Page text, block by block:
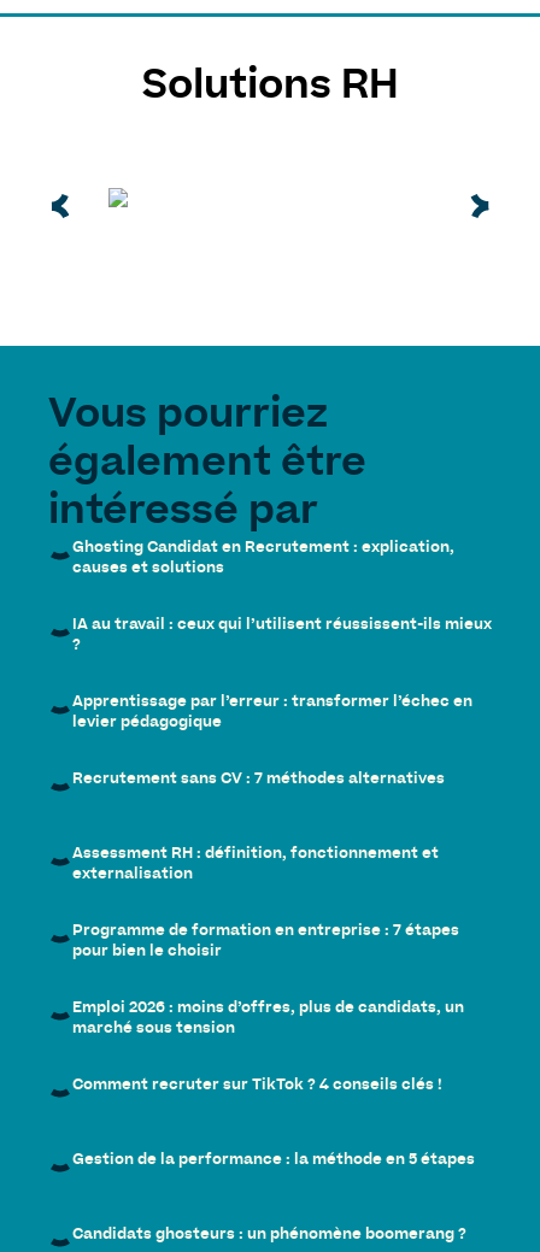
Solutions RH
Vous pourriez
également être
intéressé par
Ghosting Candidat en Recrutement : explication,
causes et solutions
IA au travail : ceux qui l’utilisent réussissent-ils mieux
?
Apprentissage par l’erreur : transformer l’échec en
levier pédagogique
Recrutement sans CV : 7 méthodes alternatives
Assessment RH : définition, fonctionnement et
externalisation
Programme de formation en entreprise : 7 étapes
pour bien le choisir
Emploi 2026 : moins d’offres, plus de candidats, un
marché sous tension
Comment recruter sur TikTok ? 4 conseils clés !
Gestion de la performance : la méthode en 5 étapes
Candidats ghosteurs : un phénomène boomerang ?